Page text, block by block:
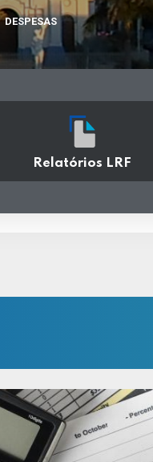
DESPESAS
Relatórios LRF